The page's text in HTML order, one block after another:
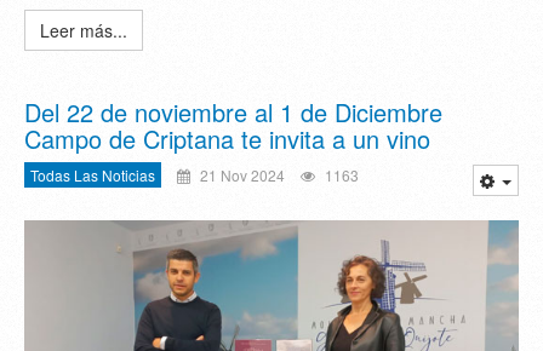
Leer más...
Del 22 de noviembre al 1 de Diciembre
Campo de Criptana te invita a un vino
Todas Las Noticias 21 Nov 2024 1163